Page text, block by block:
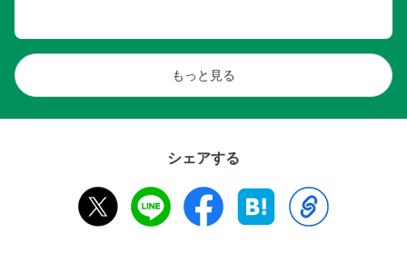
もっと見る
シェアする